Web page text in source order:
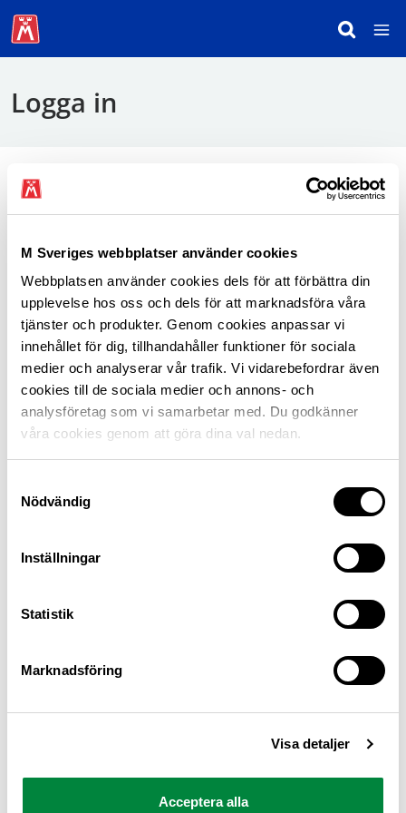
M Sveriges webbplatser använder cookies
Webbplatsen använder cookies dels för att förbättra din
upplevelse hos oss och dels för att marknadsföra våra
tjänster och produkter. Genom cookies anpassar vi
innehållet för dig, tillhandahåller funktioner för sociala
medier och analyserar vår trafik. Vi vidarebefordrar även
cookies till de sociala medier och annons- och
analysföretag som vi samarbetar med. Du godkänner
våra cookies genom att göra dina val nedan.
Nödvändig
Inställningar
Statistik
Marknadsföring
Visa detaljer
Acceptera alla
Logga in
För att logga in behöver du använda mobilt
BankID.
Logga in som medlem
M Sverige är Sveriges största konsumentorganisation
för bilister och andra trafikanter
Ansvarig utgivare: Heléne Lilja
Pressrum
Om oss